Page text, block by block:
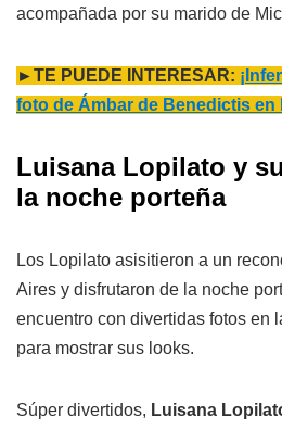
acompañada por su marido de
►TE PUEDE INTERESAR:
foto de Ámbar de Benedictis
Luisana Lopilato y
la noche porteña
Los Lopilato asisitieron a un
Aires y disfrutaron de la noche
encuentro con divertidas fotos en
para mostrar sus looks.
Súper divertidos, Luisana